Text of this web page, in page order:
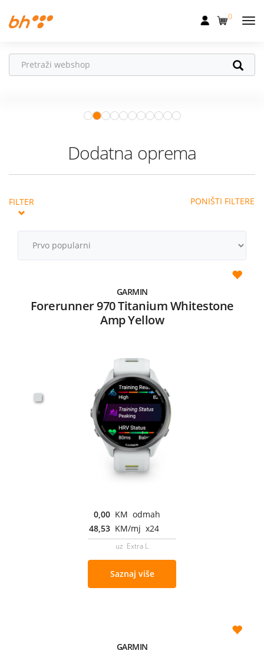
Fiksna
Akcije
Podrška
0
Ne propusti
Prood 04.08.–31.08. očekuju te
super pokloni!
Dodatna oprema
FILTER PONIŠTI FILTERE
GARMIN
Forerunner 970 Titanium Whitestone
Amp Yellow
0,00 KM odmah
48,53 KM/mj x24
uz Extra L
Saznaj više
GARMIN